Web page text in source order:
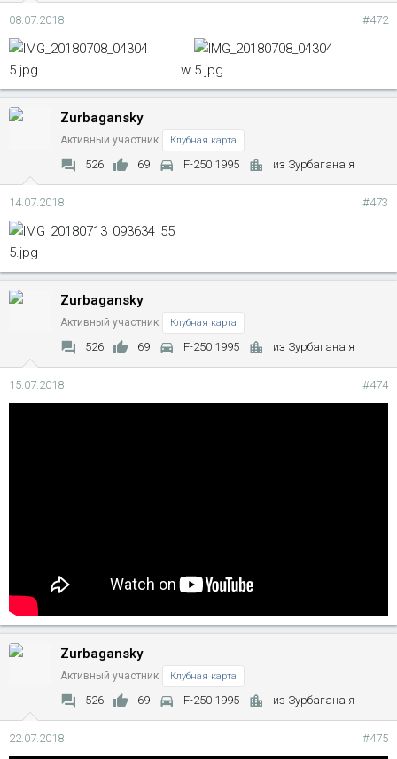
08.07.2018 #472
w
Zurbagansky
Активный участник Клубная карта
526 69 F-250 1995 из Зурбагана я
14.07.2018 #473
Zurbagansky
Активный участник Клубная карта
526 69 F-250 1995 из Зурбагана я
15.07.2018 #474
Zurbagansky
Активный участник Клубная карта
526 69 F-250 1995 из Зурбагана я
22.07.2018 #475